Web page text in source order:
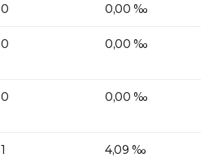
0 0,00 ‰
0 0,00 ‰
0 0,00 ‰
1 4,09 ‰